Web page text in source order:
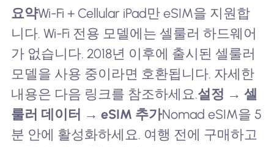
요약Wi-Fi + Cellular iPad만 eSIM을 지원합
니다. Wi-Fi 전용 모델에는 셀룰러 하드웨어
가 없습니다. 2018년 이후에 출시된 셀룰러
모델을 사용 중이라면 호환됩니다. 자세한
내용은 다음 링크를 참조하세요.설정 → 셀
룰러 데이터 → eSIM 추가Nomad eSIM을 5
분 안에 활성화하세요. 여행 전에 구매하고